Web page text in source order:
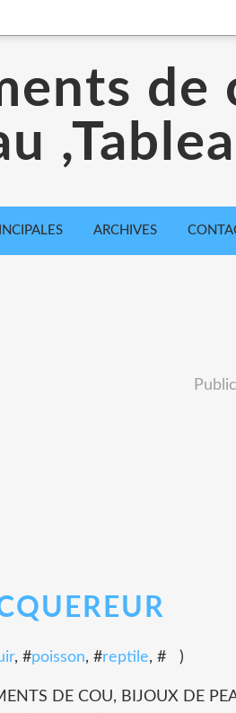
de
ARCHIVES
, #poisson, #reptile, # )
DE COU, BIJOUX DE